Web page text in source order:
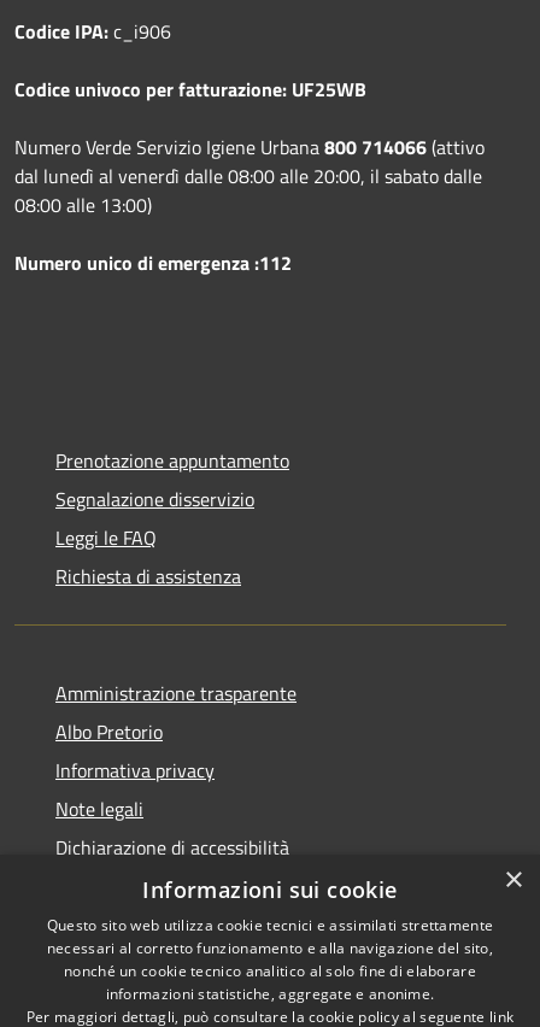
Codice IPA:c_i906
Codice univoco per fatturazione: UF25WB
Numero Verde Servizio Igiene Urbana800 714066(attivo
dal lunedì al venerdì dalle 08:00 alle 20:00, il sabato dalle
08:00 alle 13:00)
Numero unico di emergenza :112
Prenotazione appuntamento
Segnalazione disservizio
Leggi le FAQ
Richiesta di assistenza
Amministrazione trasparente
Albo Pretorio
Informativa privacy
Note legali
Dichiarazione di accessibilità
Accessibilità
Copyright © 2026 • Comune di
Spinadesco • Powered by
×
Informazioni sui cookie
Questo sito web utilizza cookie tecnici e assimilati strettamente
necessari al corretto funzionamento e alla navigazione del sito,
nonché un cookie tecnico analitico al solo fine di elaborare
informazioni statistiche, aggregate e anonime.
Per maggiori dettagli, può consultare la cookie policy al seguente link